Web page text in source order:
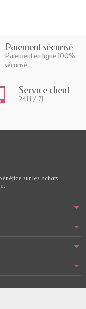
Paiement sécurisé
Paiement en ligne 100%
sécurisé
Service client
24H / 7J
sur les achats